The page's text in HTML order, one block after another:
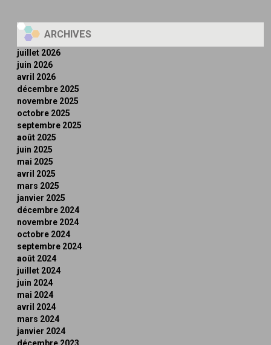
ARCHIVES
juillet 2026
juin 2026
avril 2026
décembre 2025
novembre 2025
octobre 2025
septembre 2025
août 2025
juin 2025
mai 2025
avril 2025
mars 2025
janvier 2025
décembre 2024
novembre 2024
octobre 2024
septembre 2024
août 2024
juillet 2024
juin 2024
mai 2024
avril 2024
mars 2024
janvier 2024